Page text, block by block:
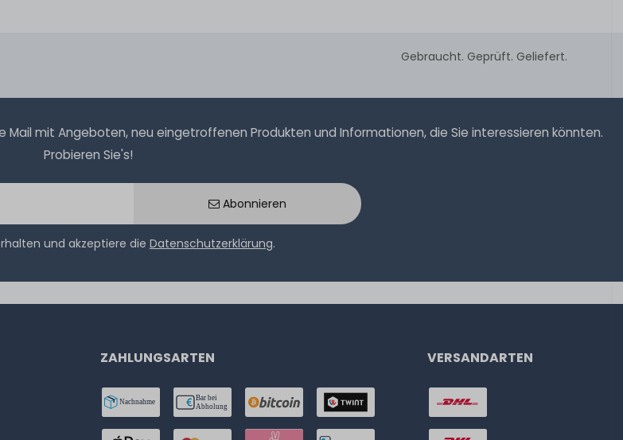
Gebraucht. Geprüft. Geliefert.
mit Angeboten, neu eingetroffenen Produkten und Informationen, die Sie interessieren könnten.
Probieren Sie's!
Abonnieren
und akzeptiere die Datenschutzerklärung.
ZAHLUNGSARTEN VERSANDARTEN